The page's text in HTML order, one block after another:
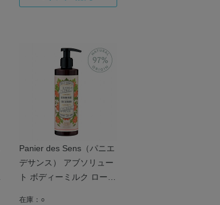
Panier des Sens（パニエ
デサンス） アブソリュー
ト ボディーミルク ローズ
在庫： ○